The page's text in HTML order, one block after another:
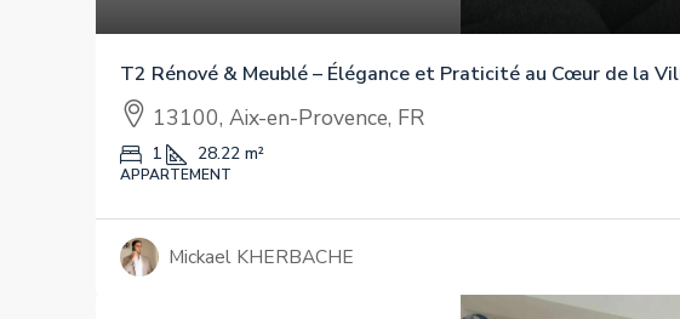
T2 Rénové & Meublé – Élégance et Praticité au Cœur de la
13100, Aix-en-Provence, FR
1 28.22 m²
APPARTEMENT
Mickael KHERBACHE